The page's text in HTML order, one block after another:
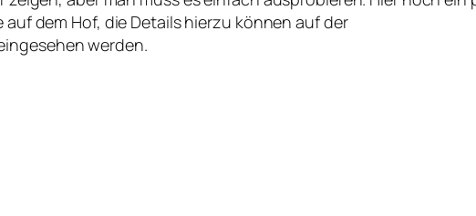
dem Hof, die Details hierzu können auf der
werden.